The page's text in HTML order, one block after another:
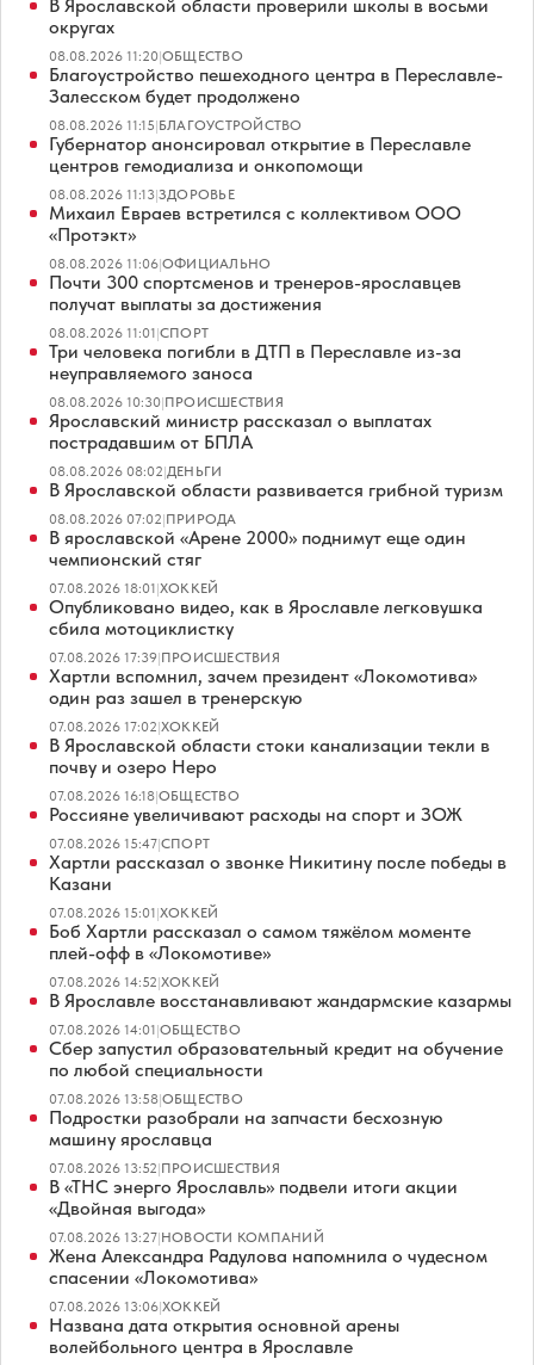
В Ярославской области проверили школы в восьми
округах
08.08.2026 11:20|ОБЩЕСТВО
Благоустройство пешеходного центра в Переславле-
Залесском будет продолжено
08.08.2026 11:15|БЛАГОУСТРОЙСТВО
Губернатор анонсировал открытие в Переславле
центров гемодиализа и онкопомощи
08.08.2026 11:13|ЗДОРОВЬЕ
Михаил Евраев встретился с коллективом ООО
«Протэкт»
08.08.2026 11:06|ОФИЦИАЛЬНО
Почти 300 спортсменов и тренеров-ярославцев
получат выплаты за достижения
08.08.2026 11:01|СПОРТ
Три человека погибли в ДТП в Переславле из-за
неуправляемого заноса
08.08.2026 10:30|ПРОИСШЕСТВИЯ
Ярославский министр рассказал о выплатах
пострадавшим от БПЛА
08.08.2026 08:02|ДЕНЬГИ
В Ярославской области развивается грибной туризм
08.08.2026 07:02|ПРИРОДА
В ярославской «Арене 2000» поднимут еще один
чемпионский стяг
07.08.2026 18:01|ХОККЕЙ
Опубликовано видео, как в Ярославле легковушка
сбила мотоциклистку
07.08.2026 17:39|ПРОИСШЕСТВИЯ
Хартли вспомнил, зачем президент «Локомотива»
один раз зашел в тренерскую
07.08.2026 17:02|ХОККЕЙ
В Ярославской области стоки канализации текли в
почву и озеро Неро
07.08.2026 16:18|ОБЩЕСТВО
Россияне увеличивают расходы на спорт и ЗОЖ
07.08.2026 15:47|СПОРТ
Хартли рассказал о звонке Никитину после победы в
Казани
07.08.2026 15:01|ХОККЕЙ
Боб Хартли рассказал о самом тяжёлом моменте
плей-офф в «Локомотиве»
07.08.2026 14:52|ХОККЕЙ
В Ярославле восстанавливают жандармские казармы
07.08.2026 14:01|ОБЩЕСТВО
Сбер запустил образовательный кредит на обучение
по любой специальности
07.08.2026 13:58|ОБЩЕСТВО
Подростки разобрали на запчасти бесхозную
машину ярославца
07.08.2026 13:52|ПРОИСШЕСТВИЯ
В «ТНС энерго Ярославль» подвели итоги акции
«Двойная выгода»
07.08.2026 13:27|НОВОСТИ КОМПАНИЙ
Жена Александра Радулова напомнила о чудесном
спасении «Локомотива»
07.08.2026 13:06|ХОККЕЙ
Названа дата открытия основной арены
волейбольного центра в Ярославле